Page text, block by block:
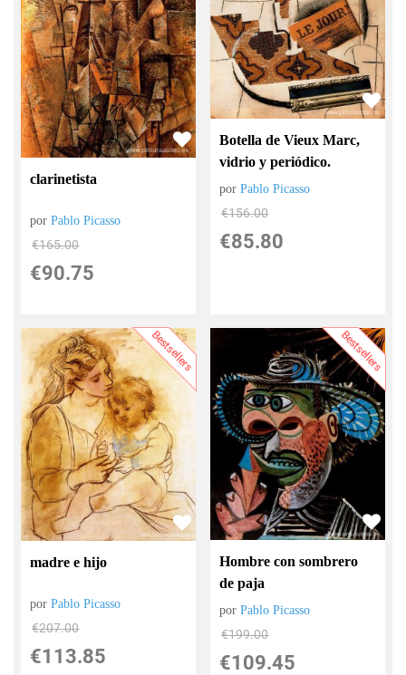
clarinetista
porPablo Picasso
€165.00
€90.75
Botella de Vieux Marc,
vidrio y periódico.
porPablo Picasso
€156.00
€85.80
Bestsellers
madre e hijo
porPablo Picasso
€207.00
€113.85
Bestsellers
Hombre con sombrero
de paja
porPablo Picasso
€199.00
€109.45